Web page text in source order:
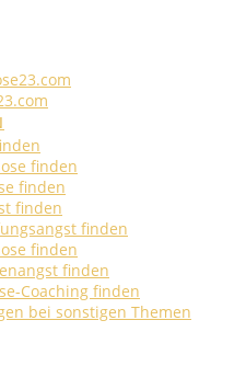
finden
finden
finden
finden
finden
finden
Coaching finden
bei sonstigen Themen